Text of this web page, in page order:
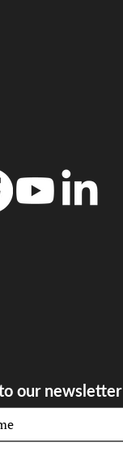
our newsletter